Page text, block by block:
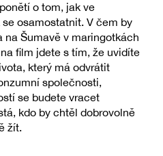
o tom, jak ve
osamostatnit. V čem by
Šumavě v maringotkách
film jdete s tím, že uvidíte
který má odvrátit
společnosti,
se budete vracet
kdo by chtěl dobrovolně
žít.